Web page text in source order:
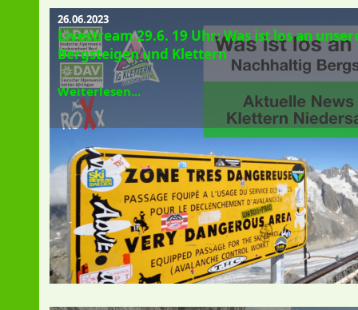
26.06.2023
Livestream 29.6. 19 Uhr: Was ist los an
Bergsteigen und Klettern
Weiterlesen...